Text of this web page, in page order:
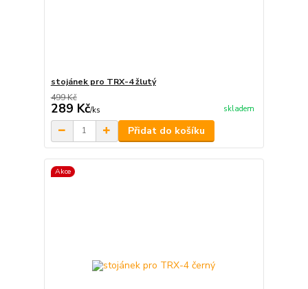
stojánek pro TRX-4 žlutý
499 Kč
289 Kč/ks skladem
Přidat do košíku
Akce